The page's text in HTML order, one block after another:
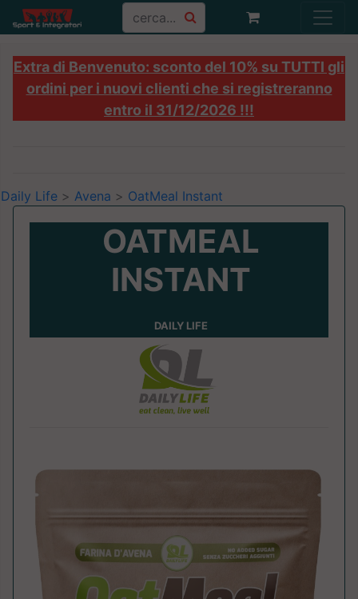
Extra di Benvenuto: sconto del 10% su TUTTI gli
ordini per i nuovi clienti che si registreranno
entro il 31/12/2026 !!!
Daily Life > Avena > OatMeal Instant
OATMEAL
INSTANT
DAILY LIFE